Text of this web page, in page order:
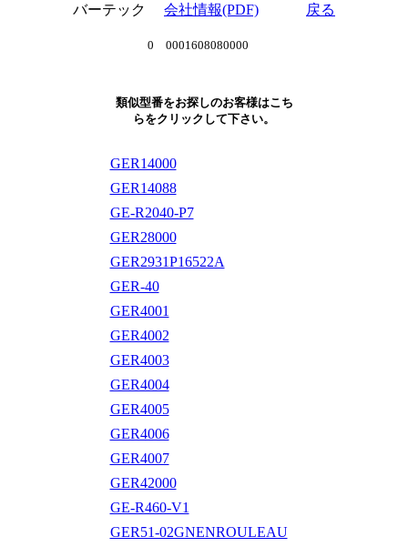
バーテック 会社情報(PDF) 戻る
0 0001608080000
類似型番をお探しのお客様はこち
らをクリックして下さい。
GER14000
GER14088
GE-R2040-P7
GER28000
GER2931P16522A
GER-40
GER4001
GER4002
GER4003
GER4004
GER4005
GER4006
GER4007
GER42000
GE-R460-V1
GER51-02GNENROULEAU